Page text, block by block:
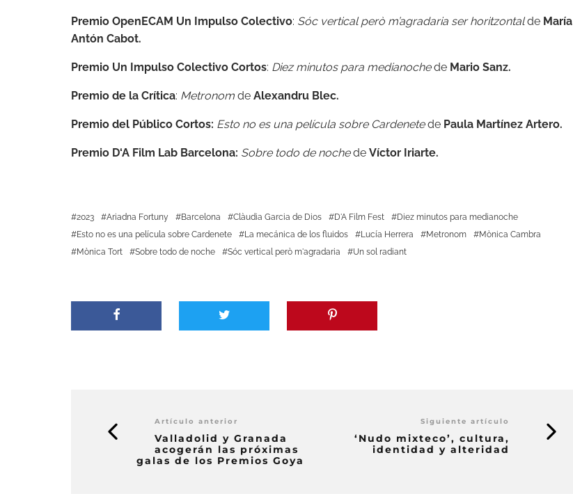
Premio OpenECAM Un Impulso Colectivo: Sóc vertical però m’agradaria ser horitzontalde María
Antón Cabot.
Premio Un Impulso Colectivo Cortos: Diez minutos para medianochede Mario Sanz.
Premio de la Crítica: Metronom de Alexandru Blec.
Premio del Público Cortos: Esto no es una película sobre Cardenetede Paula Martínez Artero.
Premio D‘A Film Lab Barcelona: Sobre todo de nochede Víctor Iriarte.
2023 Ariadna Fortuny Barcelona Clàudia Garcia de Dios D'A Film Fest
Diez minutos para medianoche
Esto no es una película sobre Cardenete
La mecánica de los fluidos Lucía Herrera Metronom
Mònica Cambra
Mònica Tort
Sobre todo de noche Sóc vertical però m'agradaria Un sol radiant
Artículo anterior
Valladolid y Granada
acogerán las próximas
galas de los Premios Goya
Siguiente artículo
‘Nudo mixteco’, cultura,
identidad y alteridad